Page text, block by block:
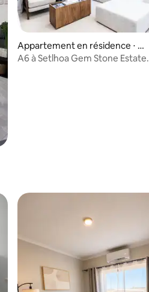
Appartement en résidence ⋅ G
aborone
A6 à Setlhoa Gem Stone Estate.